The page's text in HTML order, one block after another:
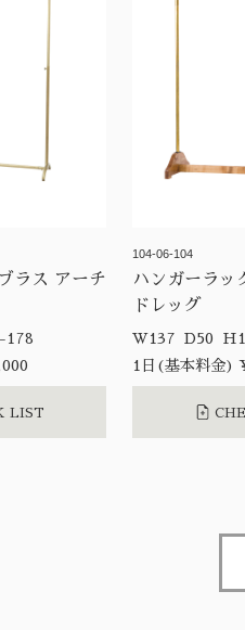
ラス アーチ
178
LIST
104-06-104
ハンガーラ
ドレッグ
W137
1日(基本料金)